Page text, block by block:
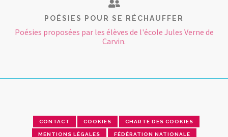
POÉSIES POUR SE RÉCHAUFFER
Poésies proposées par les élèves de l'école Jules Verne de
Carvin.
CONTACT COOKIES CHARTE DES COOKIES
MENTIONS LÉGALES FÉDÉRATION NATIONALE